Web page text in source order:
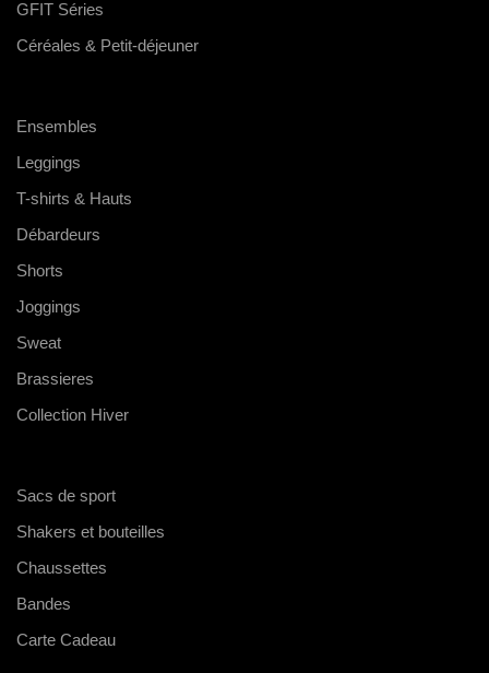
GFIT Séries
Céréales & Petit-déjeuner
Ensembles
Leggings
T-shirts & Hauts
Débardeurs
Shorts
Joggings
Sweat
Brassieres
Collection Hiver
Sacs de sport
Shakers et bouteilles
Chaussettes
Bandes
Carte Cadeau